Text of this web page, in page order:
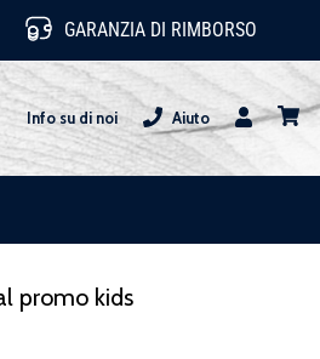
GARANZIA DI RIMBORSO
Info su di noi
Aiuto
Utente
promo kids